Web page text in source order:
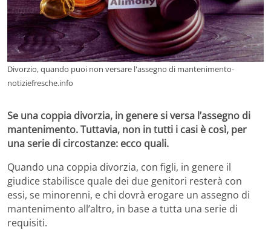
Divorzio, quando puoi non versare l'assegno di mantenimento-
notiziefresche.info
Se una coppia divorzia, in genere si versa l’assegno di
mantenimento. Tuttavia, non in tutti i casi è così, per
una serie di circostanze: ecco quali.
Quando una coppia divorzia, con figli, in genere il
giudice stabilisce quale dei due genitori resterà con
essi, se minorenni, e chi dovrà erogare un assegno di
mantenimento all’altro, in base a tutta una serie di
requisiti.